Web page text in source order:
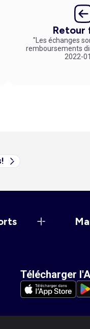
Retour
"Les échanges
remboursements
2022-
Télécharger